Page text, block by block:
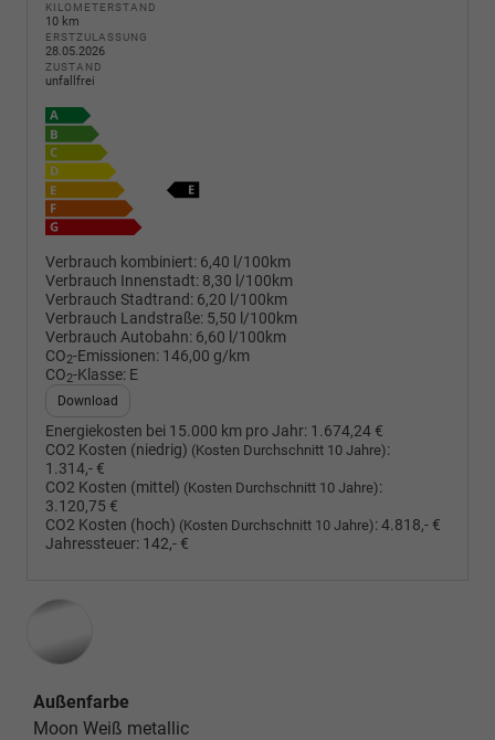
KILOMETERSTAND
10 km
ERSTZULASSUNG
28.05.2026
ZUSTAND
unfallfrei
Verbrauch kombiniert: 6,40 l/100km
Verbrauch Innenstadt: 8,30 l/100km
Verbrauch Stadtrand: 6,20 l/100km
Verbrauch Landstraße: 5,50 l/100km
Verbrauch Autobahn: 6,60 l/100km
CO2-Emissionen: 146,00 g/km
CO2-Klasse: E
Download
Energiekosten bei 15.000 km pro Jahr: 1.674,24 €
CO2 Kosten (niedrig) (Kosten Durchschnitt 10 Jahre):
1.314,- €
CO2 Kosten (mittel) (Kosten Durchschnitt 10 Jahre):
3.120,75 €
CO2 Kosten (hoch) (Kosten Durchschnitt 10 Jahre):4.818,- €
Jahressteuer: 142,- €
Außenfarbe
Moon Weiß metallic